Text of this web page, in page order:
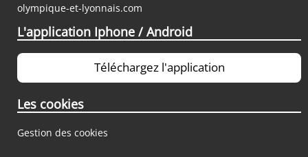
olympique-et-lyonnais.com
L'application Iphone / Android
Téléchargez l'application
Les cookies
Gestion des cookies